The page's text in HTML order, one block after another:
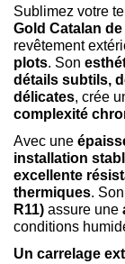
Sublimez votre
Gold Catalan
revêtement
plots. Son
détails subtils,
délicates, crée
complexité
Avec une
installation
excellente
thermiques. Son
R11) assure une
conditions
Un carrelage